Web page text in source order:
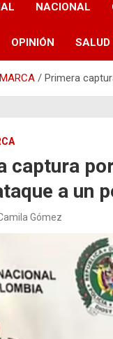
NACIONAL
OPINIÓN SALUD
Primera
captura
a un
Gómez